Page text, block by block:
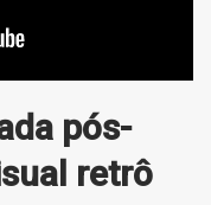
pós-
retrô